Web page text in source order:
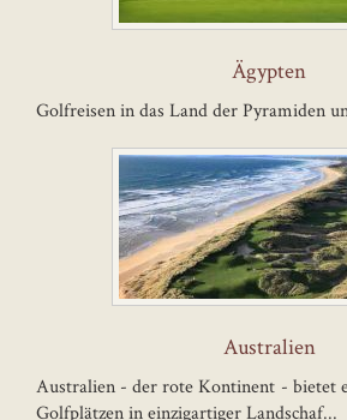
Ägypten
Golfreisen in das Land der Pyramiden
Australien
Australien - der rote Kontinent - bietet
Golfplätzen in einzigartiger Landschaf...